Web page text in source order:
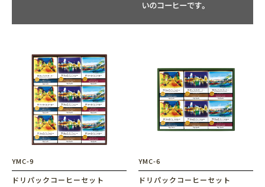
YMC-9
ドリパックコーヒーセット
YMC-6
ドリパックコーヒーセット